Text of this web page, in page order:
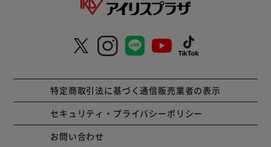
特定商取引法に基づく通信販売業者の表示
セキュリティ・プライバシーポリシー
お問い合わせ